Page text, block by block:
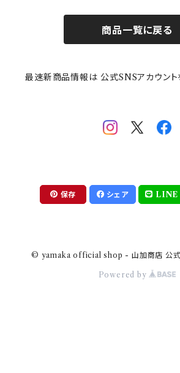
mofusand（モフサンド）
mofsand×日比谷花壇
ちびまる子ちゃんandクレヨンしんちゃん
HANAE MORI(ハナエモリ)
THE BEATLES(ザ・ビートルズ)
【山加商店×yaeko】migratory bird
隅切り重箱
HAPPY DINING(ハッピーダイニング)
メイメイウェア
SoSo(ソソ）
商品一覧に戻る
最速新商品情報は 公式SNSアカウント
保存 シェア LINE
© yamaka official shop - 山加商店 公式
Powered by